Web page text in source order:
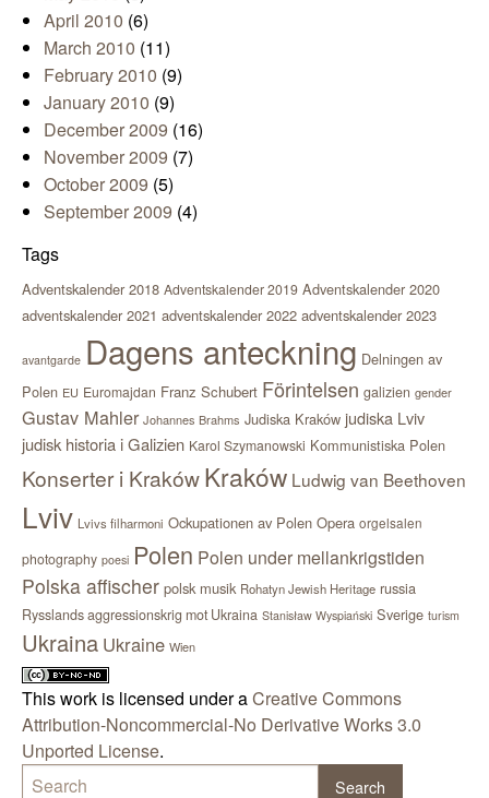
April 2010 (6)
March 2010 (11)
February 2010 (9)
January 2010 (9)
December 2009 (16)
November 2009 (7)
October 2009 (5)
September 2009 (4)
Tags
Adventskalender 2018 Adventskalender 2019 Adventskalender 2020
adventskalender 2021 adventskalender 2022 adventskalender 2023
avantgarde Dagens anteckning Delningen av
Polen EU Euromajdan Franz Schubert Förintelsen galizien gender
Gustav Mahler Johannes Brahms Judiska Kraków judiska Lviv
judisk historia i Galizien Karol Szymanowski Kommunistiska Polen
Konserter i KrakówKraków Ludwig van Beethoven
Lviv Lvivs filharmoni Ockupationen av Polen Opera orgelsalen
photography poesi Polen Polen under mellankrigstiden
Polska affischer polsk musik Rohatyn Jewish Heritage russia
Rysslands aggressionskrig mot Ukraina Stanisław Wyspiański Sverige turism
Ukraina Ukraine Wien
This work is licensed under aCreative Commons
Attribution-Noncommercial-No Derivative Works 3.0
Unported License.